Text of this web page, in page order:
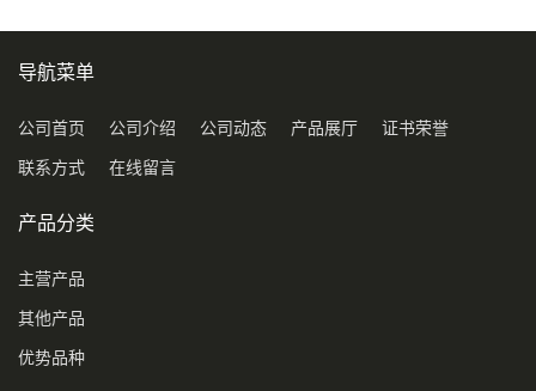
导航菜单
公司首页 公司介绍 公司动态 产品展厅 证书荣誉
联系方式 在线留言
产品分类
主营产品
其他产品
优势品种